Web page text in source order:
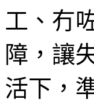
工、冇
障，讓
活下，